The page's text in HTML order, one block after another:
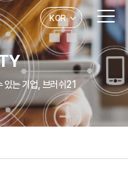
KOR
있는 기업, 브러쉬21